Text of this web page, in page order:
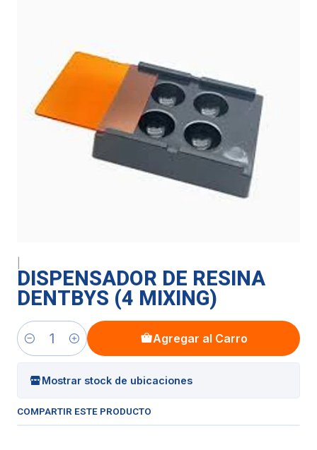
DISPENSADOR DE RESINA
DENTBYS (4 MIXING)
Cantidad
Agregar al Carro
Mostrar stock de ubicaciones
COMPARTIR ESTE PRODUCTO